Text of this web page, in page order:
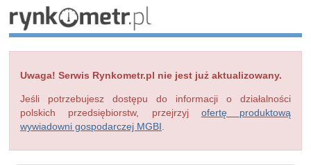
Uwaga! Serwis Rynkometr.pl nie jest już aktualizowany.
Jeśli potrzebujesz dostępu do informacji o działalności
polskich przedsiębiorstw, przejrzyj ofertę produktową
wywiadowni gospodarczej MGBI